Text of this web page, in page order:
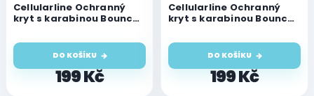
Cellularline Ochranný
kryt s karabinou Bounce
199 Kč
DO KOŠÍKU
Cellularline Ochranný
kryt s karabinou Bounce
199 Kč
DO KOŠÍKU